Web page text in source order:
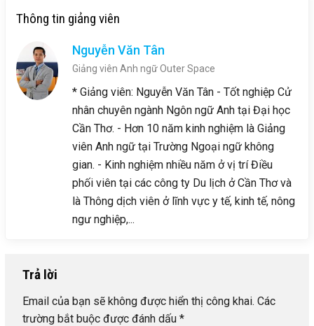
Thông tin giảng viên
Nguyễn Văn Tân
Giảng viên Anh ngữ Outer Space
* Giảng viên: Nguyễn Văn Tân - Tốt nghiệp Cử
nhân chuyên ngành Ngôn ngữ Anh tại Đại học
Cần Thơ. - Hơn 10 năm kinh nghiệm là Giảng
viên Anh ngữ tại Trường Ngoại ngữ không
gian. - Kinh nghiệm nhiều năm ở vị trí Điều
phối viên tại các công ty Du lịch ở Cần Thơ và
là Thông dịch viên ở lĩnh vực y tế, kinh tế, nông
ngư nghiệp,...
Trả lời
Email của bạn sẽ không được hiển thị công khai. Các
trường bắt buộc được đánh dấu *